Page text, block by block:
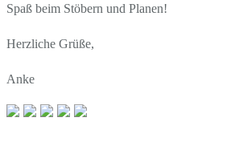
Spaß beim Stöbern und Planen!
Herzliche Grüße,
Anke